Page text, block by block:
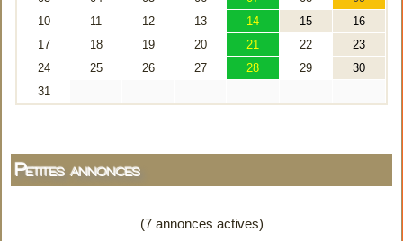
Petites annonces
(7 annonces actives)